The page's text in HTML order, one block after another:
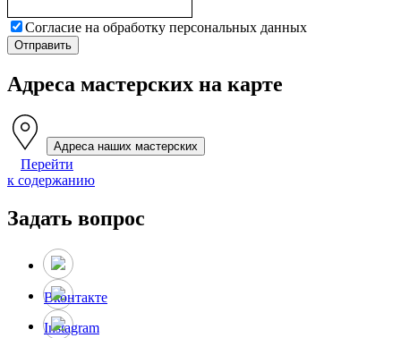
Согласие на обработку персональных данных
Адреса мастерских на карте
Адреса наших мастерских
Перейти
к содержанию
Задать вопрос
Вконтакте
Instagram